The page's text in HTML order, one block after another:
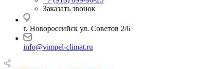
Заказать звонок
г. Новороссийск ул. Советов 2/6
info@vimpel-climat.ru